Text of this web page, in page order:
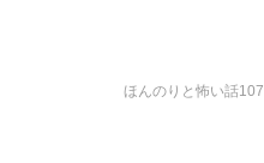
ほんのりと怖い話107